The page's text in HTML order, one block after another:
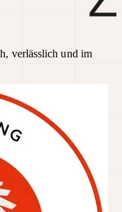
verlässlich und im